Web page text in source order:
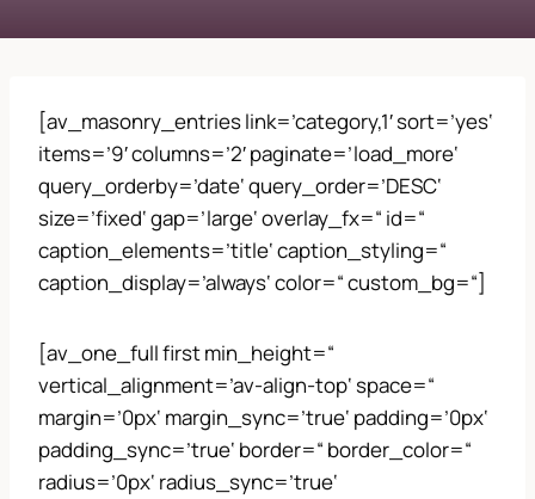
[av_masonry_entries link=’category,1′ sort=’yes‘
items=’9′ columns=’2′ paginate=’load_more‘
query_orderby=’date‘ query_order=’DESC‘
size=’fixed‘ gap=’large‘ overlay_fx=“ id=“
caption_elements=’title‘ caption_styling=“
caption_display=’always‘ color=“ custom_bg=“]
[av_one_full first min_height=“
vertical_alignment=’av-align-top‘ space=“
margin=’0px‘ margin_sync=’true‘ padding=’0px‘
padding_sync=’true‘ border=“ border_color=“
radius=’0px‘ radius_sync=’true‘